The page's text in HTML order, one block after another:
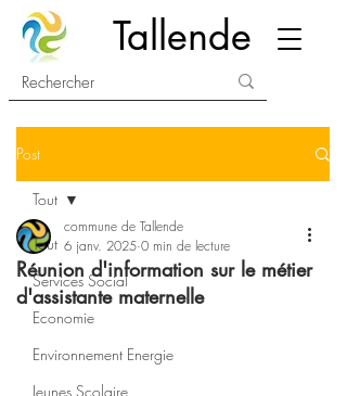
Tallende
Post
Tout
Services Social
Economie
Environnement Energie
Jeunes Scolaire
Tout
Réunion d'information sur le métier
d'assistante maternelle
commune de Tallende
6 janv. 2025 0 min de lecture